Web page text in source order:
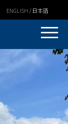
ENGLISH / 日本語
wp-
on line